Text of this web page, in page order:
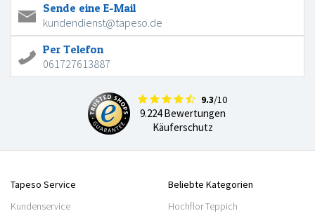
Sende eine E-Mail
kundendienst@tapeso.de
Per Telefon
061727613887
9.3/10
9.224 Bewertungen
Käuferschutz
Tapeso Service
Kundenservice
Beliebte Kategorien
Hochflor Teppich